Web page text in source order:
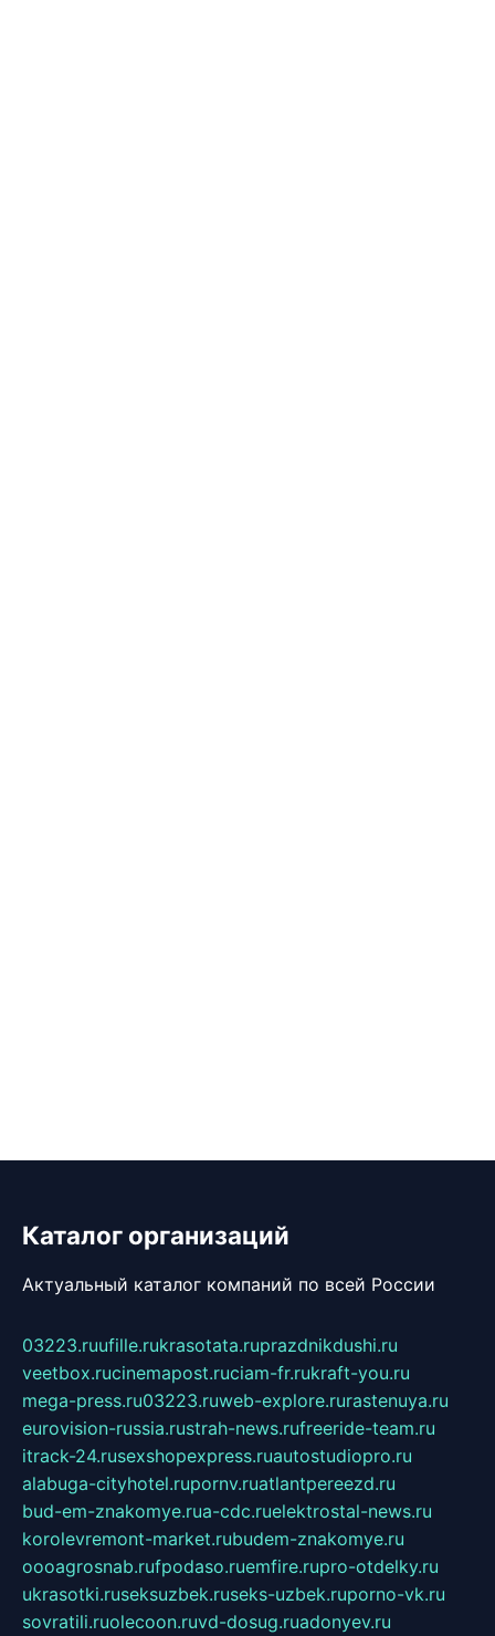
Каталог организаций
Актуальный каталог компаний по всей России
03223.ruufille.rukrasotata.ruprazdnikdushi.ru
veetbox.rucinemapost.ruciam-fr.rukraft-you.ru
mega-press.ru03223.ruweb-explore.rurastenuya.ru
eurovision-russia.rustrah-news.rufreeride-team.ru
itrack-24.rusexshopexpress.ruautostudiopro.ru
alabuga-cityhotel.rupornv.ruatlantpereezd.ru
bud-em-znakomye.rua-cdc.ruelektrostal-news.ru
korolevremont-market.rubudem-znakomye.ru
oooagrosnab.rufpodaso.ruemfire.rupro-otdelky.ru
ukrasotki.ruseksuzbek.ruseks-uzbek.ruporno-vk.ru
sovratili.ruolecoon.ruvd-dosug.ruadonyev.ru